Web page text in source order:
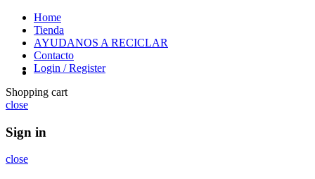
Home
Tienda
AYUDANOS A RECICLAR
Contacto
Login / Register
Shopping cart
close
Sign in
close